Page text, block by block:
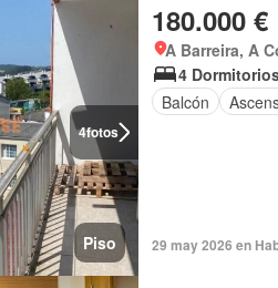
4fotos
Piso
180.000 €
A Barreira, A
4
Balcón
29 may 2026 en